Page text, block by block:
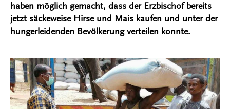
haben möglich gemacht, dass der Erzbischof bereits
jetzt säckeweise Hirse und Mais kaufen und unter der
hungerleidenden Bevölkerung verteilen konnte.